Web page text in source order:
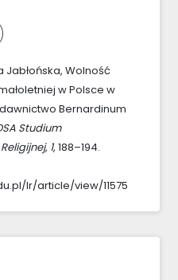
Jabłońska, Wolność
w Polsce w
Bernardinum
Studium
, 1, 188–194.
lr/article/view/11575